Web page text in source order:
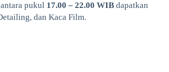
pukul 17.00 – 22.00 WIB dapatkan
dan Kaca Film.